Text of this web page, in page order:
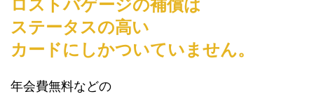
ロストバゲージの補償は
ステータスの高い
カードにしかついていません。
年会費無料などの